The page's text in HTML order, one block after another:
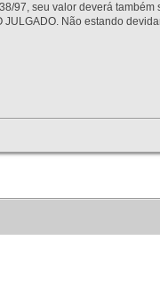
seu valor deverá
Não estando